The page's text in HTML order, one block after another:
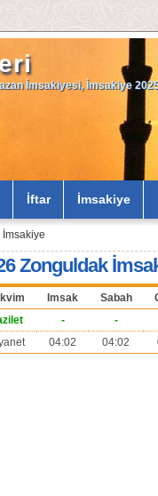
İmsakiyesi, İmsakiye
İftar İmsakiye
Zonguldak
Imsak Sabah
- -
04:02 04:02